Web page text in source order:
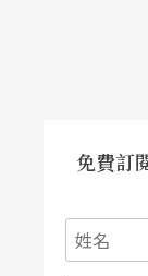
免費訂